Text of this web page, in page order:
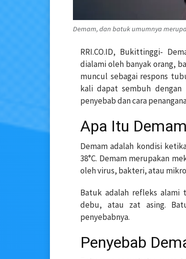
Demam, dan batuk umumnya
RRI.CO.ID, Bukittinggi-
dialami oleh banyak orang,
muncul sebagai respons
kali dapat sembuh
penyebab dan cara
Apa Itu
Demam adalah kondisi
38°C. Demam merupakan
oleh virus, bakteri, atau
Batuk adalah refleks alami
debu, atau zat asing.
penyebabnya.
Penyebab